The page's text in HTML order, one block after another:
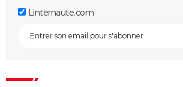
Linternaute.com